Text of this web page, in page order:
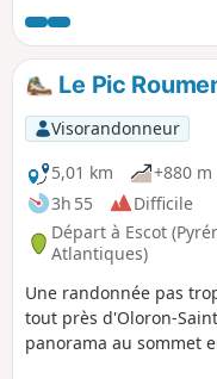
Le Pic
Visorandonneur
5,01 km
+880 m
3h 55
Difficile
Départ à Escot
Atlantiques)
Une randonnée pas
tout près d'Oloron-
panorama au sommet